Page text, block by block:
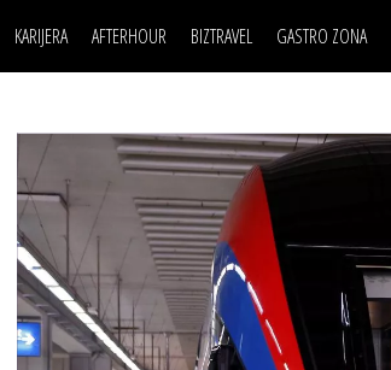
KARIJERA
LJUDI (HR)
MOJ UGAO
USAVRŠAVANJE
KNOW-HOW
AFTERHOUR
KNJIGE
AUTO SVET
WELLBEING
BIZTRAVEL GASTRO ZONA
POSAO
MOJ UGAO
USAVRŠAVANJE
KNOW-HOW
FILM I SCENA
AUTO SVET
STIL
WELLBEING